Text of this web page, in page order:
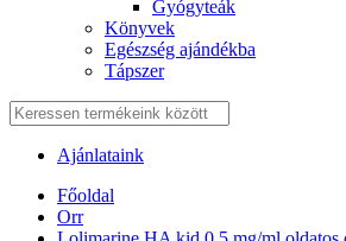
Gyógyteák
Könyvek
Egészség ajándékba
Tápszer
Ajánlataink
Főoldal
Orr